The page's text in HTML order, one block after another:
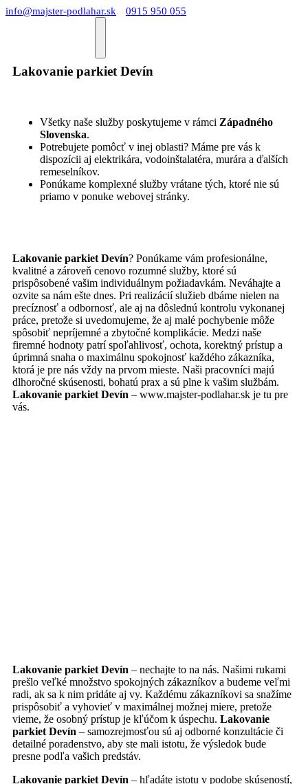
info@majster-podlahar.sk 0915 950 055
Lakovanie parkiet Devín
Všetky naše služby poskytujeme v rámci Západného
Slovenska.
Potrebujete pomôcť v inej oblasti? Máme pre vás k
dispozícii aj elektrikára, vodoinštalatéra, murára a ďalších
remeselníkov.
Ponúkame komplexné služby vrátane tých, ktoré nie sú
priamo v ponuke webovej stránky.
Lakovanie parkiet Devín? Ponúkame vám profesionálne,
kvalitné a zároveň cenovo rozumné služby, ktoré sú
prispôsobené vašim individuálnym požiadavkám. Neváhajte a
ozvite sa nám ešte dnes. Pri realizácií služieb dbáme nielen na
precíznosť a odbornosť, ale aj na dôslednú kontrolu vykonanej
práce, pretože si uvedomujeme, že aj malé pochybenie môže
spôsobiť nepríjemné a zbytočné komplikácie. Medzi naše
firemné hodnoty patrí spoľahlivosť, ochota, korektný prístup a
úprimná snaha o maximálnu spokojnosť každého zákazníka,
ktorá je pre nás vždy na prvom mieste. Naši pracovníci majú
dlhoročné skúsenosti, bohatú prax a sú plne k vašim službám.
Lakovanie parkiet Devín – www.majster-podlahar.sk je tu pre
vás.
Lakovanie parkiet Devín – nechajte to na nás. Našimi rukami
prešlo veľké množstvo spokojných zákazníkov a budeme veľmi
radi, ak sa k nim pridáte aj vy. Každému zákazníkovi sa snažíme
prispôsobiť a vyhovieť v maximálnej možnej miere, pretože
vieme, že osobný prístup je kľúčom k úspechu. Lakovanie
parkiet Devín – samozrejmosťou sú aj odborné konzultácie či
detailné poradenstvo, aby ste mali istotu, že výsledok bude
presne podľa vašich predstáv.
Lakovanie parkiet Devín – hľadáte istotu v podobe skúseností,